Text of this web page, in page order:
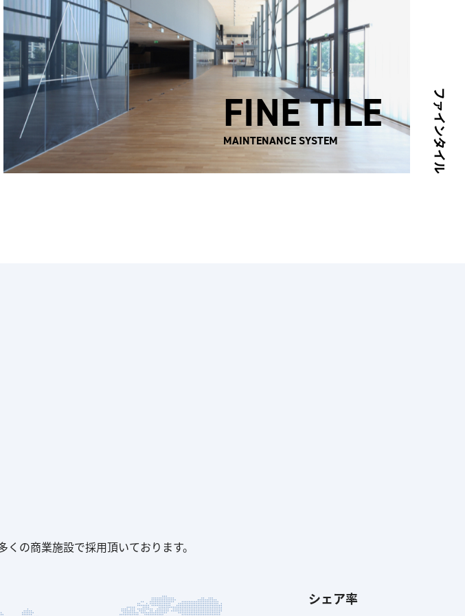
FINE TILE
MAINTENANCE SYSTEM ファインタイル
の商業施設で採用頂いております。
シェア率